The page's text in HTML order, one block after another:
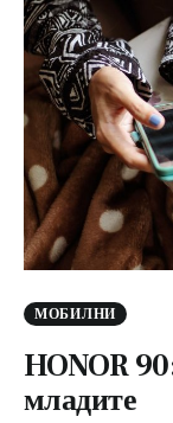
МОБИЛНИ
HONOR
младите